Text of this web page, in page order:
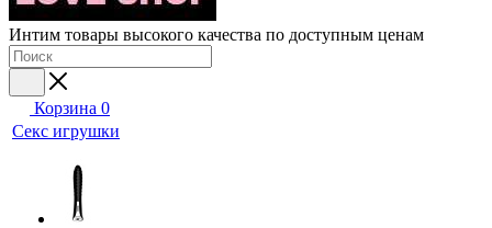
Интим товары высокого качества по доступным ценам
Корзина 0
Секс игрушки